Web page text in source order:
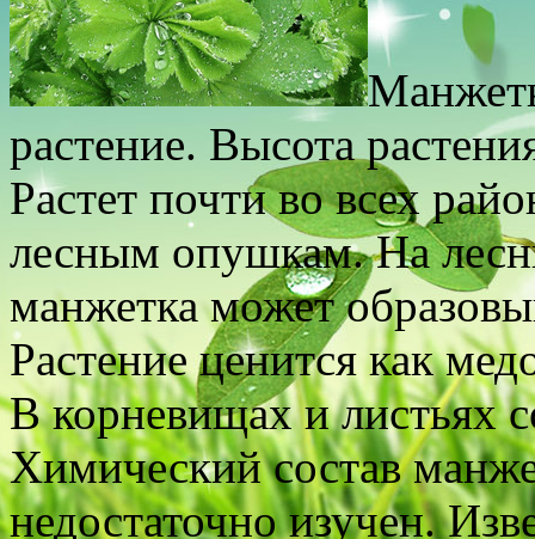
растение. Высота
Растет почти во всех
лесным опушкам. На
манжетка может
Растение ценится как
В корневищах и листьях
Химический состав
недостаточно изучен.